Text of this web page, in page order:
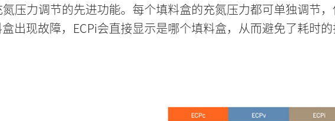
压力调节的先进功能。每个填料盒的充氮压力都可单独调节
出现故障，ECPi会直接显示是哪个填料盒，从而避免了耗时